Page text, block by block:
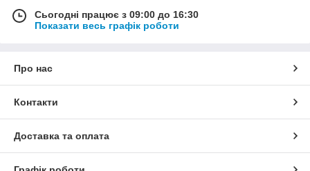
Сьогодні працює з 09:00 до 16:30
Показати весь графік роботи
Про нас
Контакти
Доставка та оплата